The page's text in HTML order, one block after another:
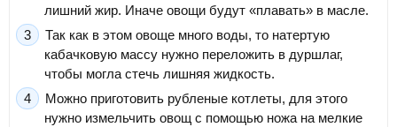
лишний жир. Иначе овощи будут «плавать» в масле.
Так как в этом овоще много воды, то натертую
кабачковую массу нужно переложить в дуршлаг,
чтобы могла стечь лишняя жидкость.
Можно приготовить рубленые котлеты, для этого
нужно измельчить овощ с помощью ножа на мелкие